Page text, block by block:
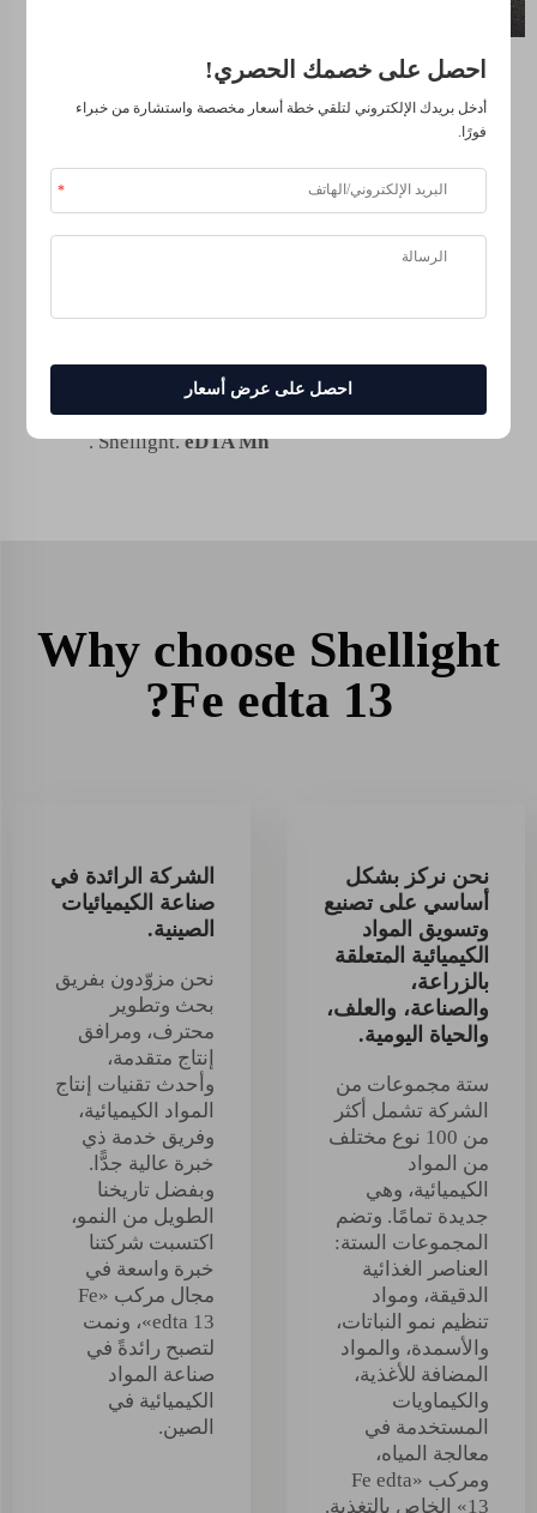
توفر حلولًا لعدد من
القضايا البيئية. فهي
التربة عن طريق مساعدة
النباتات على القيام
بدورها، وتُصلح المياه
الأم. نحن نسير بثقة نحو
مستقبل أكثر استدامة مع
Shellight.eDTA Mn
.
Why choose Shellight
Fe edta 13?
نحن نركز بشكل
أساسي على تصنيع
وتسويق المواد
الكيميائية المتعلقة
بالزراعة،
والصناعة، والعلف،
والحياة اليومية.
ستة مجموعات من
الشركة تشمل أكثر
من 100 نوع مختلف
من المواد
الكيميائية، وهي
جديدة تمامًا. وتضم
المجموعات الستة:
العناصر الغذائية
الدقيقة، ومواد
تنظيم نمو النباتات،
والأسمدة، والمواد
المضافة للأغذية،
والكيماويات
المستخدمة في
معالجة المياه،
ومركب «Fe edta
13» الخاص بالتغذية.
الشركة الرائدة في
صناعة الكيميائيات
الصينية.
نحن مزوّدون بفريق
بحث وتطوير
محترف، ومرافق
إنتاج متقدمة،
وأحدث تقنيات إنتاج
المواد الكيميائية،
وفريق خدمة ذي
خبرة عالية جدًّا.
وبفضل تاريخنا
الطويل من النمو،
اكتسبت شركتنا
خبرة واسعة في
مجال مركب «Fe
edta 13»، ونمت
لتصبح رائدةً في
صناعة المواد
الكيميائية في
الصين.
احصل على خصمك الحصري!
أدخل بريدك الإلكتروني لتلقي خطة أسعار مخصصة واستشارة من خبراء
فورًا.
احصل على عرض أسعار